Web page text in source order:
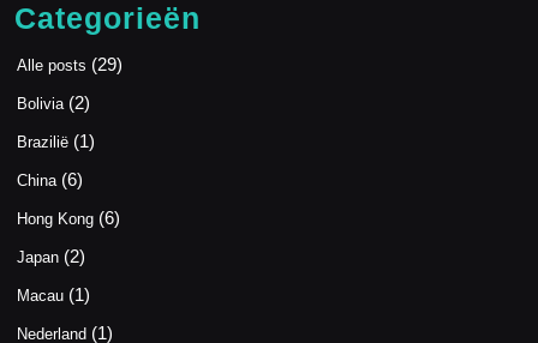
Categorieën
Alle posts (29)
Bolivia (2)
Brazilië (1)
China (6)
Hong Kong (6)
Japan (2)
Macau (1)
Nederland (1)